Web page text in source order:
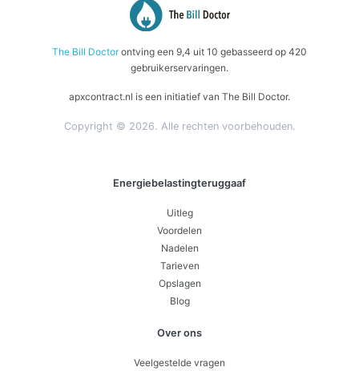
The Bill Doctorontving een 9,4 uit 10 gebasseerd op 420
gebruikerservaringen.
apxcontract.nl is een initiatief van The Bill Doctor.
Copyright © 2026. Alle rechten voorbehouden.
Energiebelastingteruggaaf
Uitleg
Voordelen
Nadelen
Tarieven
Opslagen
Blog
Over ons
Veelgestelde vragen